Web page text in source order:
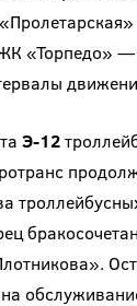
«Торпедо»
Э-12